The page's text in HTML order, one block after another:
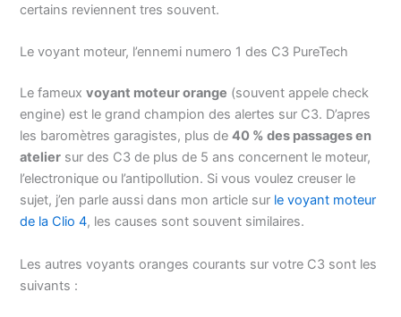
certains reviennent tres souvent.
Le voyant moteur, l’ennemi numero 1 des C3 PureTech
Le fameuxvoyant moteur orange (souvent appele check
engine) est le grand champion des alertes sur C3. D’apres
les baromètres garagistes, plus de40 % des passages en
atelier sur des C3 de plus de 5 ans concernent le moteur,
l’electronique ou l’antipollution. Si vous voulez creuser le
sujet, j’en parle aussi dans mon article sur le voyant moteur
de la Clio 4, les causes sont souvent similaires.
Les autres voyants oranges courants sur votre C3 sont les
suivants :